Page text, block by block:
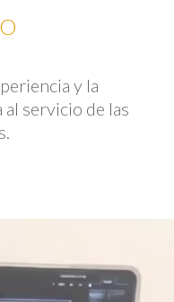
y la
al servicio de las